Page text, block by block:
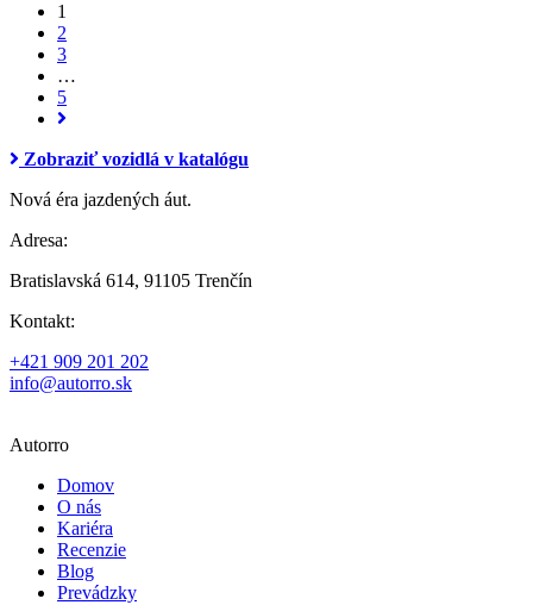
1
2
3
…
5
Zobraziť vozidlá v katalógu
Nová éra jazdených áut.
Adresa:
Bratislavská 614, 91105 Trenčín
Kontakt:
+421 909 201 202
info@autorro.sk
Autorro
Domov
O nás
Kariéra
Recenzie
Blog
Prevádzky